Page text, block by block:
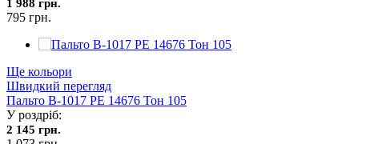
1 988 грн.
795 грн.
Ще кольори
Швидкий перегляд
Пальто В-1017 PE 14676 Тон 105
У роздріб:
2 145 грн.